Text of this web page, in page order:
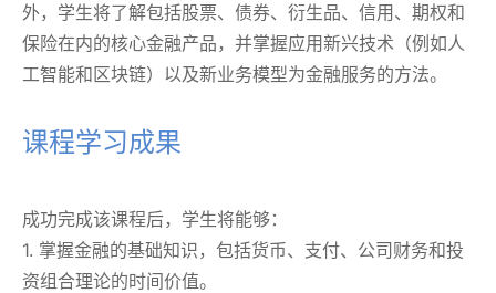
外，学生将了解包括股票、债券、衍生品、信用、期权和
保险在内的核心金融产品，并掌握应用新兴技术（例如人
工智能和区块链）以及新业务模型为金融服务的方法。
课程学习成果
成功完成该课程后，学生将能够：
1. 掌握金融的基础知识，包括货币、支付、公司财务和投
资组合理论的时间价值。